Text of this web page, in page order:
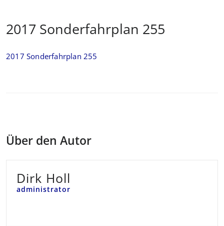
2017 Sonderfahrplan 255
2017 Sonderfahrplan 255
Über den Autor
Dirk Holl
administrator